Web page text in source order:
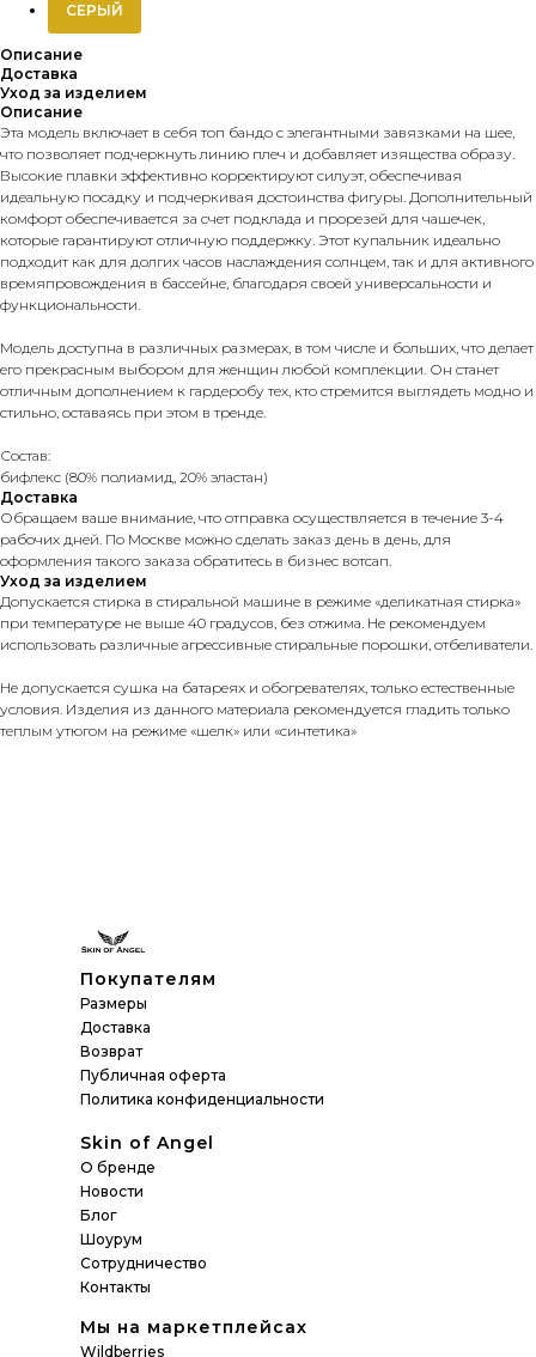
СЕРЫЙ
Описание
Доставка
Уход за изделием
Описание
Эта модель включает в себя топ бандо с элегантными завязками на шее,
что позволяет подчеркнуть линию плеч и добавляет изящества образу.
Высокие плавки эффективно корректируют силуэт, обеспечивая
идеальную посадку и подчеркивая достоинства фигуры. Дополнительный
комфорт обеспечивается за счет подклада и прорезей для чашечек,
которые гарантируют отличную поддержку. Этот купальник идеально
подходит как для долгих часов наслаждения солнцем, так и для активного
времяпровождения в бассейне, благодаря своей универсальности и
функциональности.
Модель доступна в различных размерах, в том числе и больших, что делает
его прекрасным выбором для женщин любой комплекции. Он станет
отличным дополнением к гардеробу тех, кто стремится выглядеть модно и
стильно, оставаясь при этом в тренде.
Состав:
бифлекс (80% полиамид, 20% эластан)
Доставка
Обращаем ваше внимание, что отправка осуществляется в течение 3-4
рабочих дней. По Москве можно сделать заказ день в день, для
оформления такого заказа обратитесь в бизнес вотсап.
Уход за изделием
Допускается стирка в стиральной машине в режиме «деликатная стирка»
при температуре не выше 40 градусов, без отжима. Не рекомендуем
использовать различные агрессивные стиральные порошки, отбеливатели.
Не допускается сушка на батареях и обогревателях, только естественные
условия. Изделия из данного материала рекомендуется гладить только
теплым утюгом на режиме «шелк» или «синтетика»
Покупателям
Размеры
Доставка
Шоурум
Новости
Блог
Контакты
Сотрудничество
О бренде
Публичная оферта
Политика конфиденциальности
Возврат
Skin of Angel
Мы на маркетплейсах
Wildberries